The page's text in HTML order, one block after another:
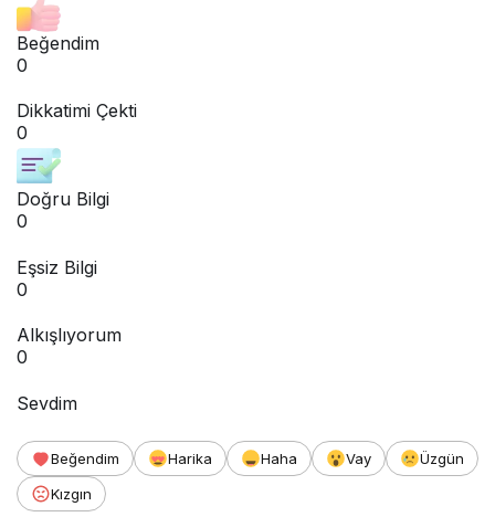
Beğendim
0
Dikkatimi Çekti
0
Doğru Bilgi
0
Eşsiz Bilgi
0
Alkışlıyorum
0
Sevdim
Beğendim Harika Haha Vay
Üzgün
Kızgın